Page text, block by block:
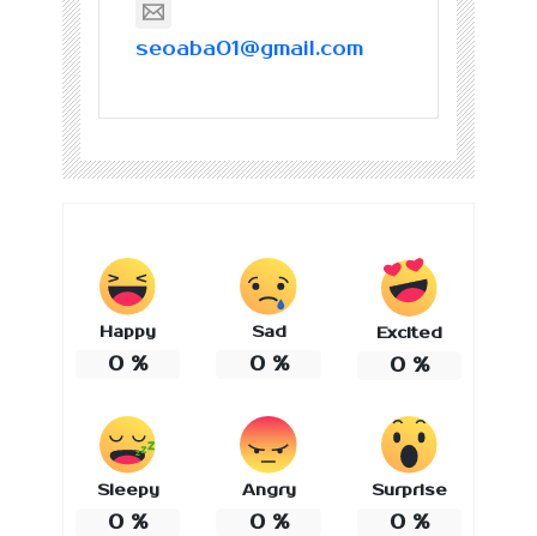
seoaba01@gmail.com
Happy
0 %
Sad
0%
Excited
0%
Sleepy
0 %
Angry
0%
Surprise
0%